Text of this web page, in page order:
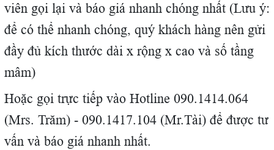
viên gọi lại và báo giá nhanh chóng nhất (Lưu ý:
để có thể nhanh chóng, quý khách hàng nên gửi
đầy đủ kích thước dài x rộng x cao và số tầng
mâm)
Hoặc gọi trực tiếp vào Hotline 090.1414.064
(Mrs. Trăm) - 090.1417.104 (Mr.Tài) để được tư
vấn và báo giá nhanh nhất.